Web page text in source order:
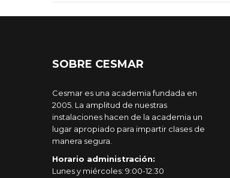
SOBRE CESMAR
Cesmar es una academia fundada en
2005. La amplitud de nuestras
instalaciones hacen de la academia un
lugar apropiado para impartir clases de
manera segura.
Horario administración:
Lunes y miércoles: 9:00-12:30